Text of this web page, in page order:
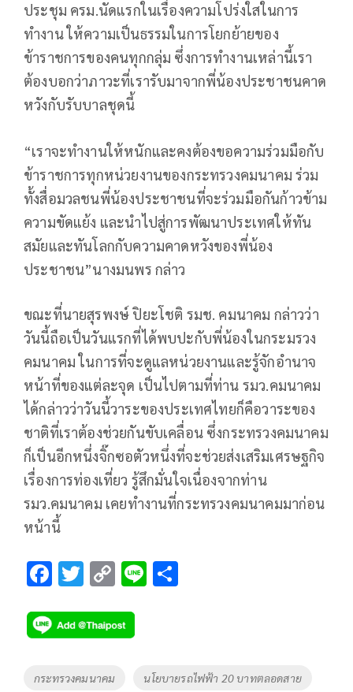
ประชุม ครม.นัดแรกในเรื่องความโปร่งใสในการ
ทำงาน ให้ความเป็นธรรมในการโยกย้ายของ
ข้าราชการของคนทุกกลุ่ม ซึ่งการทำงานเหล่านี้เรา
ต้องบอกว่าภาวะที่เรารับมาจากพี่น้องประชาชนคาด
หวังกับรับบาลชุดนี้
“เราจะทำงานให้หนักและคงต้องขอความร่วมมือกับ
ข้าราชการทุกหน่วยงานของกระทรวงคมนาคม ร่วม
ทั้งสื่อมวลชนพี่น้องประชาชนที่จะร่วมมือกันก้าวข้าม
ความขัดแย้ง และนำไปสู่การพัฒนาประเทศให้ทัน
สมัยและทันโลกกับความคาดหวังของพี่น้อง
ประชาชน”นางมนพร กล่าว
ขณะที่นายสุรพงษ์ ปิยะโชติ รมช. คมนาคม กล่าวว่า
วันนี้ถือเป็นวันแรกที่ได้พบปะกับพี่น้องในกระมรวง
คมนาคม ในการที่จะดูแลหน่วยงานและรู้จักอำนาจ
หน้าที่ของแต่ละจุด เป็นไปตามที่ท่าน รมว.คมนาคม
ได้กล่าวว่าวันนี้วาระของประเทศไทยก็คือวาระของ
ชาติที่เราต้องช่วยกันขับเคลื่อน ซึ่งกระทรวงคมนาคม
ก็เป็นอีกหนึ่งจิ๊กซอตัวหนึ่งที่จะช่วยส่งเสริมเศรษฐกิจ
เรื่องการท่องเที่ยว รู้สึกมั่นใจเนื่องจากท่าน
รมว.คมนาคม เคยทำงานที่กระทรวงคมนาคมมาก่อน
หน้านี้
F
e
b
o
T
tt
er
C
p
y
Li
Tags
กระทรวงคมนาคม นโยบายรถไฟฟ้า 20 บาทตลอดสาย